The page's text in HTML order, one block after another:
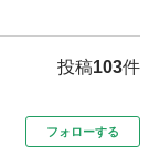
投稿103件
フォローする